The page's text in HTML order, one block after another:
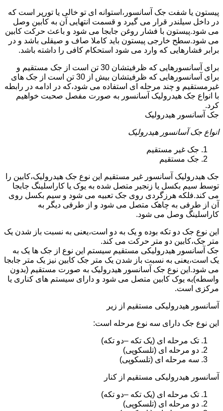
پیستون یا شفت جک آسانسور،استوانه ای تو خالی یا تورپر است که
در داخل سیلندر قرار می گیرد و قسمت انتهایی آن به کابین وصل
می شود.پیستون با فشار روغن جابجا می شود و باعث حرکت کابین
می شود.سطح خارجی پیستون باید کاملا صاف و صیقلی باشد و در
برابر فشارهایی که وارد می شود استحکام کافی را داشته باشد.
برای آسانسورهایی که ظرفیتشان 30 تن است از جک مستقیم و
برای آسانسورهایی که ظرفیتشان بیش از 30 تن است از جک های
غیرمستقیم و چند مرحله ای استفاده می شود،که در ادامه در رابطه
با انواع جک هیدرولیک آسانسور به صورت مفصل صحبت خواهیم
کرد.
جک آسانسور هیدرولیک
انواع جک آسانسور هیدرولیک
جک غیر مستقیم
جک مستقیم
جک هیدرولیک آسانسور غیر مستقیم این نوع جک هیدرولیک،کابین را
توسط سیم بکسل یا زنجیر متصل شده به یوک یا کاراسلینگ جابجا
می کند.فلکه هرزگردی روی جک تعبیه می شود و سیم بکسل روی
آن از طرفی به چاهک متصل می شود و از طرفی دیگر به
کاراسلینگ وصل می شود.
این نوع جک دو تکه بوده و یک به دو است،یعنی به نسبت باز شدن یک
متر جک،کابین دو متر حرکت می کند.
جک آسانسور هیدرولیکی مستقیم سیستم این نوع از جک ها یک به
یک است،یعنی به نسبت باز شدن یک متر جک کابین نیز یک متر جابجا
می شود.این نوع جک آسانسور هیدرولیک به صورت مستقیم (بدون
واسطه)به یوک کابین متصل می شود و دارای سیستم های کناری یا
مرکزی است.
آسانسور هیدرولیکی مستقیم از زیر
این نوع جک دارای سه نوع مرحله است:
تک مرحله ای (یک تکه –دو تکه)
دو مرحله ای (تلسکوپی)
سه مرحله ای (تلسکوپی)
آسانسور هیدرولیکی مستقیم از کنار
تک مرحله ای (یک تکه –دو تکه)
دو مرحله ای (تلسکوپی)